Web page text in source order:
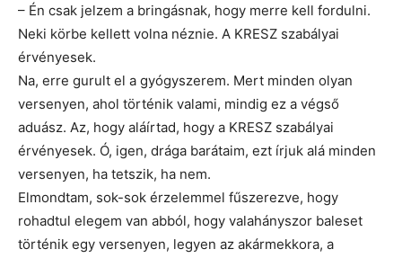
– Én csak jelzem a bringásnak, hogy merre kell fordulni.
Neki körbe kellett volna néznie. A KRESZ szabályai
érvényesek.
Na, erre gurult el a gyógyszerem. Mert minden olyan
versenyen, ahol történik valami, mindig ez a végső
aduász. Az, hogy aláírtad, hogy a KRESZ szabályai
érvényesek. Ó, igen, drága barátaim, ezt írjuk alá minden
versenyen, ha tetszik, ha nem.
Elmondtam, sok-sok érzelemmel fűszerezve, hogy
rohadtul elegem van abból, hogy valahányszor baleset
történik egy versenyen, legyen az akármekkora, a